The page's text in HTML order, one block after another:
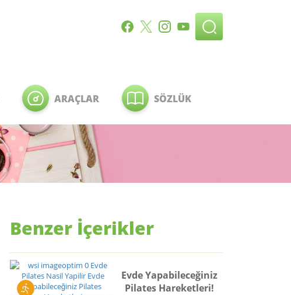
ARAÇLAR SÖZLÜK
Benzer İçerikler
Evde Yapabileceğiniz
Pilates Hareketleri!